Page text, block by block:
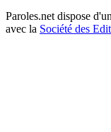
Paroles.net dispose
avec la Société des